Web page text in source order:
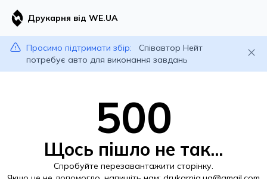
Друкарня від WE.UA
Просимо підтримати збір:
Співавтор Нейт
потребує авто для виконання завдань
500
Щось пішло не так...
Спробуйте перезавантажити сторінку.